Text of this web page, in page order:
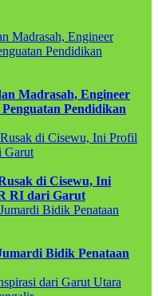
Madrasah, Engineer
Pendidikan
di Cisewu, Ini
RI dari Garut
Bidik Penataan